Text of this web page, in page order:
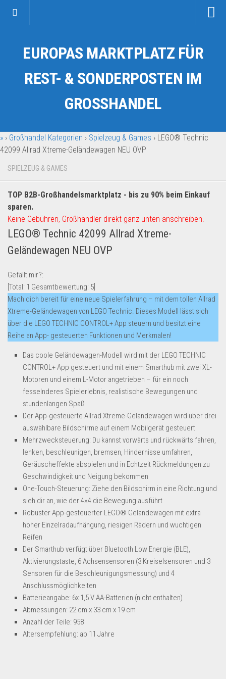
Kategorien
Auto & Motorrad
Fahrzeuge & Transport
Garten & Werkzeug
Geschäft, Büro & Schreibwaren
Geschenkartikel
Handy und Smartphone
Kosmetik & Pflege
Lebensmittel & Getränke
Multimedia & Elektro
Münzen
Spielzeug & Games
Sport & Freizeit
Uhren & Schmuck
Wohnen & Einrichten
Restposten-Angebote
Restposten für Privatpersonen
eBay Restposten kaufen
Sonderposten-Angebote
Saison & Eventprodkte
Dropshipping-Produkte
B2B Produkte
Grosshandel
Amazon
Kostenlos verkaufen
Anmelden
Kostenlos Registrieren
Newsletter
EUROPAS MARKTPLATZ FÜR
REST- & SONDERPOSTEN IM
GROSSHANDEL
» › Großhandel Kategorien › Spielzeug & Games › LEGO® Technic
42099 Allrad Xtreme-Geländewagen NEU OVP
SPIELZEUG & GAMES
TOP B2B-Großhandelsmarktplatz - bis zu 90% beim Einkauf
sparen.
Keine Gebühren, Großhändler direkt ganz unten anschreiben.
LEGO® Technic 42099 Allrad Xtreme-
Geländewagen NEU OVP
Gefällt mir?:
[Total: 1 Gesamtbewertung: 5
Mach dich bereit für eine neue Spielerfahrung – mit dem tollen Allrad
Xtreme-Geländewagen von LEGO Technic. Dieses Modell lässt sich
über die LEGO TECHNIC CONTROL+ App steuern und besitzt eine
Reihe an App- gesteuerten Funktionen und Merkmalen!
Das coole Geländewagen-Modell wird mit der LEGO TECHNIC
CONTROL+ App gesteuert und mit einem Smarthub mit zwei XL-
Motoren und einem L-Motor angetrieben – für ein noch
fesselnderes Spielerlebnis, realistische Bewegungen und
stundenlangen Spaß
Der App-gesteuerte Allrad Xtreme-Geländewagen wird über drei
auswählbare Bildschirme auf einem Mobilgerät gesteuert
Mehrzwecksteuerung: Du kannst vorwärts und rückwärts fahren,
lenken, beschleunigen, bremsen, Hindernisse umfahren,
Geräuscheffekte abspielen und in Echtzeit Rückmeldungen zu
Geschwindigkeit und Neigung bekommen
One-Touch-Steuerung: Ziehe den Bildschirm in eine Richtung und
sieh dir an, wie der 4×4 die Bewegung ausführt
Robuster App-gesteuerter LEGO® Geländewagen mit extra
hoher Einzelradaufhängung, riesigen Rädern und wuchtigen
Reifen
Der Smarthub verfügt über Bluetooth Low Energie (BLE),
Aktivierungstaste, 6 Achsensensoren (3 Kreiselsensoren und 3
Sensoren für die Beschleunigungsmessung) und 4
Anschlussmöglichkeiten
Batterieangabe: 6x 1,5 V AA-Batterien (nicht enthalten)
Abmessungen: 22 cm x 33 cm x 19 cm
Anzahl der Teile: 958
Altersempfehlung: ab 11 Jahre